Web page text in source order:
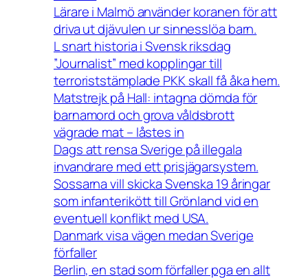
Lärare i Malmö använder koranen för att
driva ut djävulen ur sinnesslöa barn.
L snart historia i Svensk riksdag
”Journalist” med kopplingar till
terroriststämplade PKK skall få åka hem.
Matstrejk på Hall: intagna dömda för
barnamord och grova våldsbrott
vägrade mat – låstes in
Dags att rensa Sverige på illegala
invandrare med ett prisjägarsystem.
Sossarna vill skicka Svenska 19 åringar
som infanterikött till Grönland vid en
eventuell konflikt med USA.
Danmark visa vägen medan Sverige
förfaller
Berlin, en stad som förfaller pga en allt